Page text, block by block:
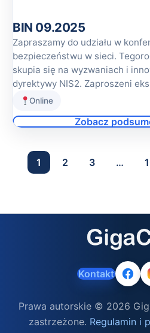
BIN 09.2025
Zapraszamy do udziału w
bezpieczeństwu w sieci.
skupia się na wyzwaniach i
dyrektywy NIS2. Zaproszeni
Online
Zobacz
1 2 3 …
Kontakt
Prawa autorskie © 2026
zastrzeżone. Regulamin i